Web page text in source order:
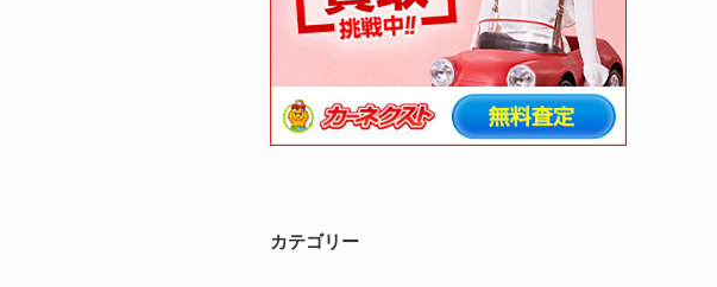
カテゴリー